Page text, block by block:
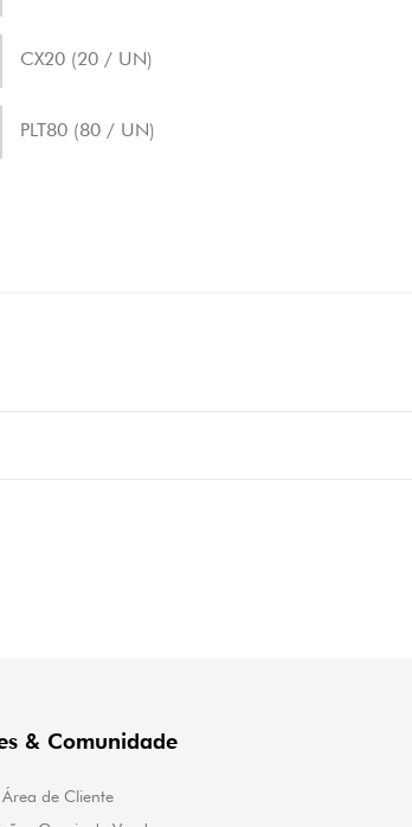
CX20 (20 / UN)
PLT80 (80 / UN)
& Comunidade
Área de Cliente